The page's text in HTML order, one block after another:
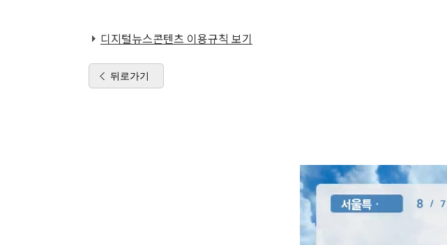
디지털뉴스콘텐츠 이용규칙 보기
뒤로가기